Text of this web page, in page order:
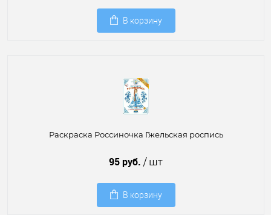
В корзину
Раскраска Россиночка Гжельская роспись
95 руб. / шт
В корзину